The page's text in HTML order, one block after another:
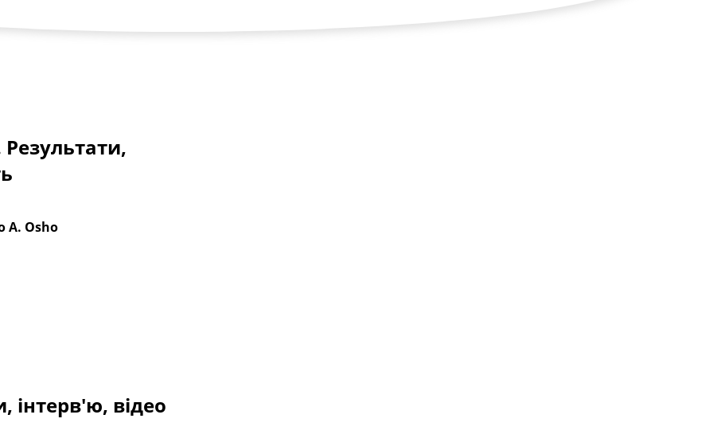
Результати,
A. Osho
інтерв'ю, відео